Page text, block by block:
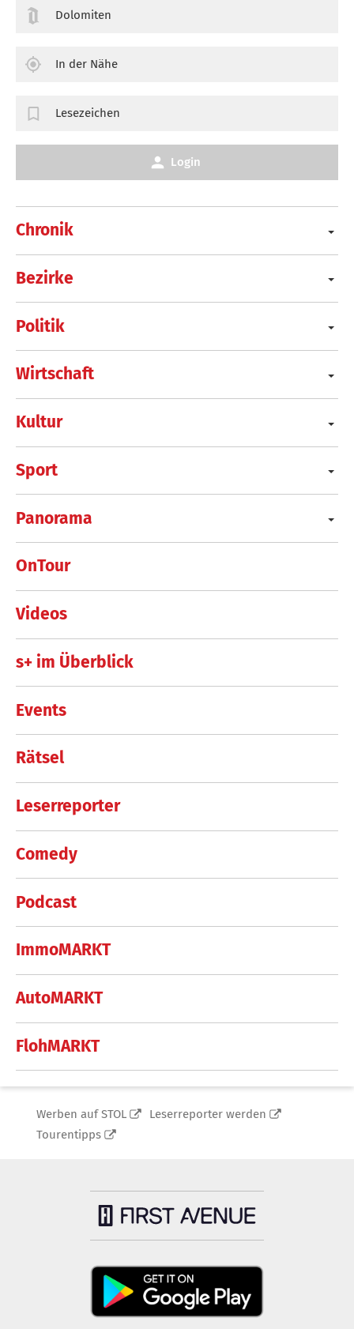
Chronik
Bezirke
Politik
Wirtschaft
Kultur
Sport
Panorama
OnTour
Videos
s+ im Überblick
Events
Rätsel
Leserreporter
Comedy
Podcast
ImmoMARKT
AutoMARKT
FlohMARKT
Dolomiten
In der Nähe
Lesezeichen
Login
Werben auf STOL
Leserreporter werden
Tourentipps